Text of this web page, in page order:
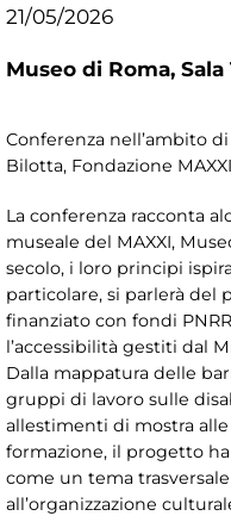
21/05/2026
Museo di Roma, Sala
Conferenza nell’ambito di
Bilotta, Fondazione MAXXI
La conferenza racconta
museale del MAXXI,
secolo, i loro principi
particolare, si parlerà del
finanziato con fondi
l’accessibilità gestiti dal
Dalla mappatura delle
gruppi di lavoro sulle
allestimenti di mostra
formazione, il progetto
come un tema
all’organizzazione